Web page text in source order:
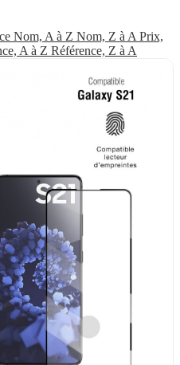
Nom, A à Z Nom, Z à A Prix,
A à Z Référence, Z à A